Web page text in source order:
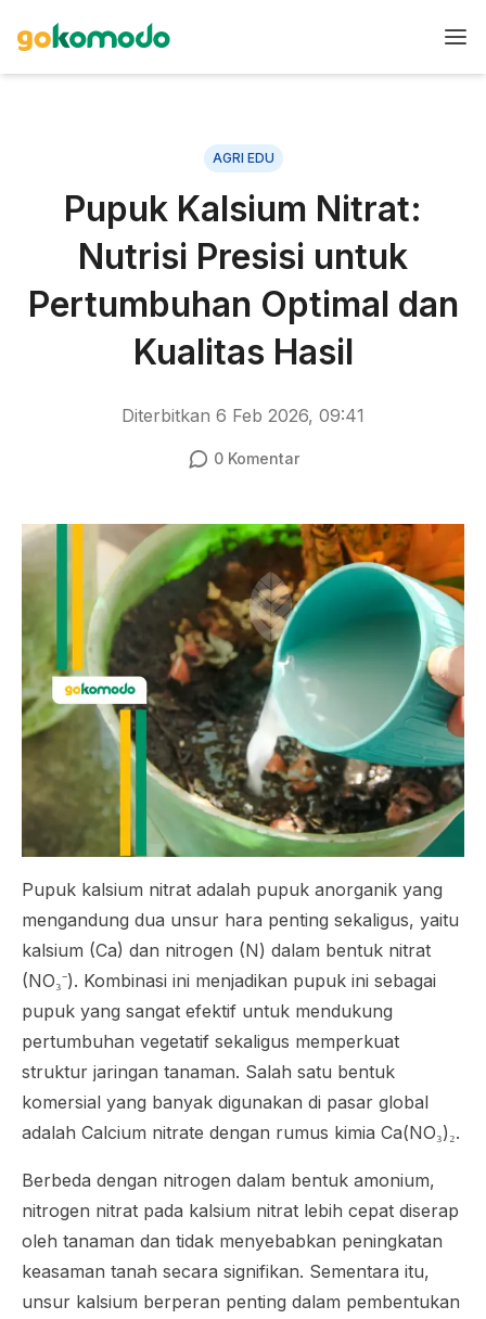
AGRI EDU
Pupuk Kalsium Nitrat:
Nutrisi Presisi untuk
Pertumbuhan Optimal dan
Kualitas Hasil
Diterbitkan 6 Feb 2026, 09:41
0Komentar
Pupuk kalsium nitrat adalah pupuk anorganik yang
mengandung dua unsur hara penting sekaligus, yaitu
kalsium (Ca) dan nitrogen (N) dalam bentuk nitrat
(NO₃⁻). Kombinasi ini menjadikan pupuk ini sebagai
pupuk yang sangat efektif untuk mendukung
pertumbuhan vegetatif sekaligus memperkuat
struktur jaringan tanaman. Salah satu bentuk
komersial yang banyak digunakan di pasar global
adalah Calcium nitrate dengan rumus kimia Ca(NO₃)₂.
Berbeda dengan nitrogen dalam bentuk amonium,
nitrogen nitrat pada kalsium nitrat lebih cepat diserap
oleh tanaman dan tidak menyebabkan peningkatan
keasaman tanah secara signifikan. Sementara itu,
unsur kalsium berperan penting dalam pembentukan